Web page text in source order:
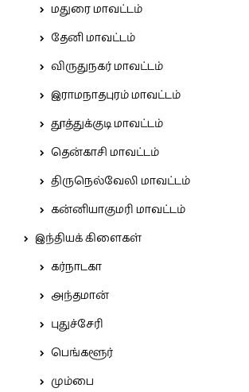
மதுரை மாவட்டம்
தேனி மாவட்டம்
விருதுநகர் மாவட்டம்
இராமநாதபுரம் மாவட்டம்
தூத்துக்குடி மாவட்டம்
தென்காசி மாவட்டம்
திருநெல்வேலி மாவட்டம்
கன்னியாகுமரி மாவட்டம்
இந்தியக் கிளைகள்
கர்நாடகா
அந்தமான்
புதுச்சேரி
பெங்களூர்
மும்பை